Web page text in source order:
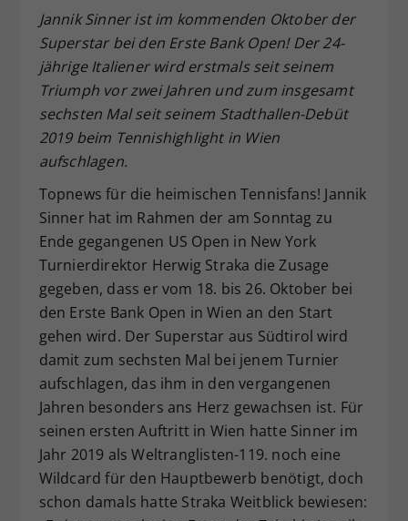
Jannik Sinner ist im kommenden Oktober der
Superstar bei den Erste Bank Open! Der 24-
jährige Italiener wird erstmals seit seinem
Triumph vor zwei Jahren und zum insgesamt
sechsten Mal seit seinem Stadthallen-Debüt
2019 beim Tennishighlight in Wien
aufschlagen.
Topnews für die heimischen Tennisfans! Jannik
Sinner hat im Rahmen der am Sonntag zu
Ende gegangenen US Open in New York
Turnierdirektor Herwig Straka die Zusage
gegeben, dass er vom 18. bis 26. Oktober bei
den Erste Bank Open in Wien an den Start
gehen wird. Der Superstar aus Südtirol wird
damit zum sechsten Mal bei jenem Turnier
aufschlagen, das ihm in den vergangenen
Jahren besonders ans Herz gewachsen ist. Für
seinen ersten Auftritt in Wien hatte Sinner im
Jahr 2019 als Weltranglisten-119. noch eine
Wildcard für den Hauptbewerb benötigt, doch
schon damals hatte Straka Weitblick bewiesen:
Zweck
Dieser Wert speichert Ihre Consent-
Einstellungen. Unter anderem eine
zufällig generierte ID, für die
historische Speicherung Ihrer
vorgenommen Einstellungen, falls der
Webseiten-Betreiber dies eingestellt
hat.